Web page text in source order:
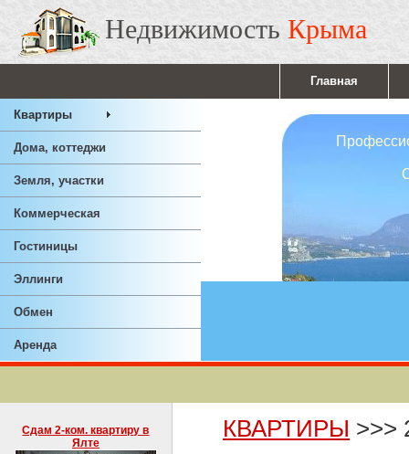
Недвижимость Крыма
Главная
Квартиры
Дома, коттеджи
Земля, участки
Коммерческая
Гостиницы
Эллинги
Обмен
Аренда
Сдам 2-ком. квартиру в
Ялте
КВАРТИРЫ >>>